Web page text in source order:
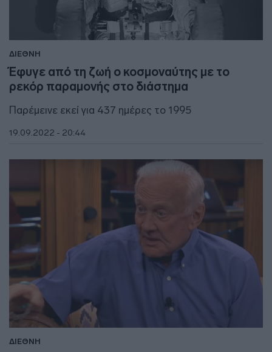
ΔΙΕΘΝΗ
Έφυγε από τη ζωή ο κοσμοναύτης με το
ρεκόρ παραμονής στο διάστημα
Παρέμεινε εκεί για 437 ημέρες το 1995
19.09.2022 - 20:44
ΔΙΕΘΝΗ